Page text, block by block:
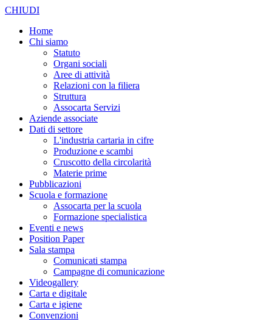
CHIUDI
Home
Chi siamo
Statuto
Organi sociali
Aree di attività
Relazioni con la filiera
Struttura
Assocarta Servizi
Aziende associate
Dati di settore
L'industria cartaria in cifre
Produzione e scambi
Cruscotto della circolarità
Materie prime
Pubblicazioni
Scuola e formazione
Assocarta per la scuola
Formazione specialistica
Eventi e news
Position Paper
Sala stampa
Comunicati stampa
Campagne di comunicazione
Videogallery
Carta e digitale
Carta e igiene
Convenzioni